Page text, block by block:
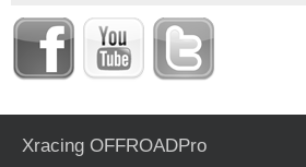
Xracing OFFROADPro